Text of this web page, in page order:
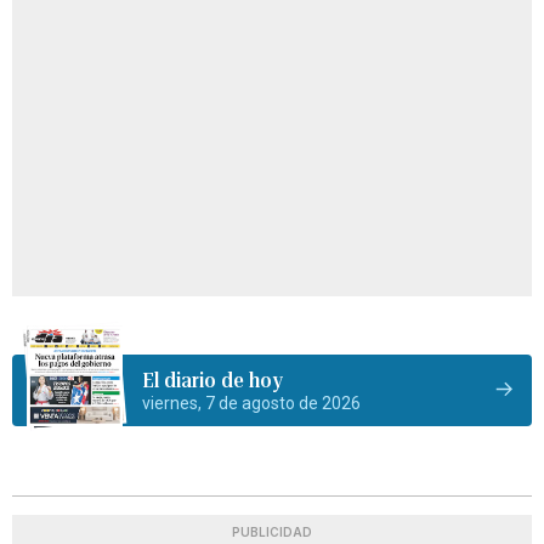
El diario de hoy
viernes, 7 de agosto de 2026
PUBLICIDAD